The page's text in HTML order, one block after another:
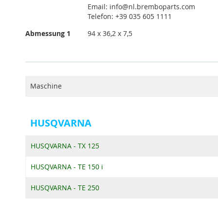
Email: info@nl.bremboparts.com
Telefon: +39 035 605 1111
Abmessung 1
94 x 36,2 x 7,5
Maschine
HUSQVARNA
HUSQVARNA - TX 125
HUSQVARNA - TE 150 i
HUSQVARNA - TE 250